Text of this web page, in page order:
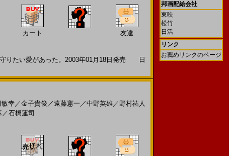
カート 友達
守りたい愛があった。2003年01月18日発売 日
敏幸／金子貴俊 ／遠藤憲一 ／中野英雄／ 野村祐人
／石橋蓮司
邦画配給会社
東映
松竹
日活
リンク
お薦めリンクのページ